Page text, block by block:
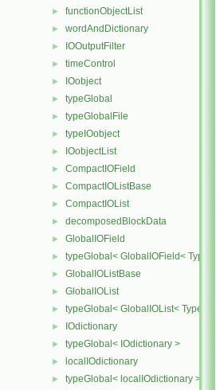
► functionObjectList
► wordAndDictionary
► IOOutputFilter
► timeControl
► IOobject
► typeGlobal
► typeGlobalFile
► typeIOobject
► IOobjectList
► CompactIOField
► CompactIOListBase
► CompactIOList
► decomposedBlockData
► GlobalIOField
► typeGlobal< GlobalIOField< Type > >
► GlobalIOListBase
► GlobalIOList
► typeGlobal< GlobalIOList< Type > >
► IOdictionary
► typeGlobal< IOdictionary >
► localIOdictionary
► typeGlobal< localIOdictionary >